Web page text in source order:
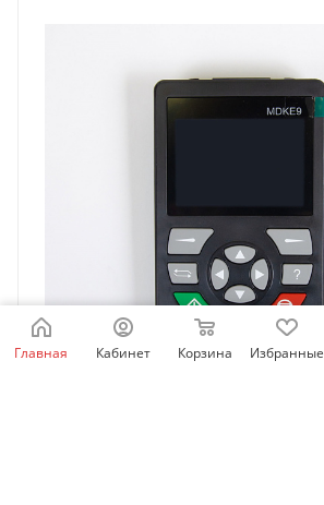
Главная Кабинет Корзина Избранные